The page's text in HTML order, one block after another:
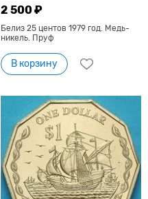
2 500 ₽
Белиз 25 центов 1979 год. Медь-
никель. Пруф
В корзину